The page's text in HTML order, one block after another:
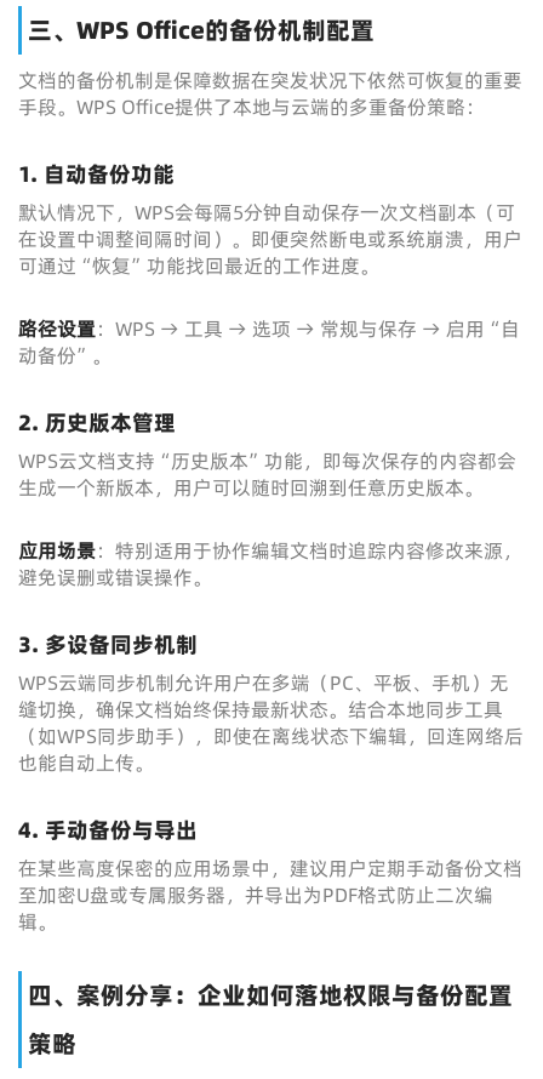
三、WPS Office的备份机制配置
文档的备份机制是保障数据在突发状况下依然可恢复的重要
手段。WPS Office提供了本地与云端的多重备份策略：
1. 自动备份功能
默认情况下，WPS会每隔5分钟自动保存一次文档副本（可
在设置中调整间隔时间）。即便突然断电或系统崩溃，用户
可通过“恢复”功能找回最近的工作进度。
路径设置：WPS → 工具 → 选项 → 常规与保存 → 启用“自
动备份”。
2. 历史版本管理
WPS云文档支持“历史版本”功能，即每次保存的内容都会
生成一个新版本，用户可以随时回溯到任意历史版本。
应用场景：特别适用于协作编辑文档时追踪内容修改来源，
避免误删或错误操作。
3. 多设备同步机制
WPS云端同步机制允许用户在多端（PC、平板、手机）无
缝切换，确保文档始终保持最新状态。结合本地同步工具
（如WPS同步助手），即使在离线状态下编辑，回连网络后
也能自动上传。
4. 手动备份与导出
在某些高度保密的应用场景中，建议用户定期手动备份文档
至加密U盘或专属服务器，并导出为PDF格式防止二次编
辑。
四、案例分享：企业如何落地权限与备份配置
策略